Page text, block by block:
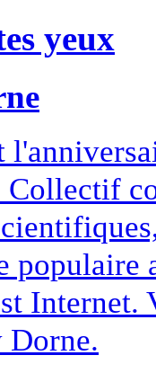
yeux
populaire
Dorne.